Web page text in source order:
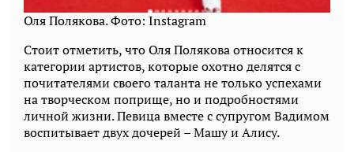
Оля Полякова. Фото: Instagram
Стоит отметить, что Оля Полякова относится к
категории артистов, которые охотно делятся с
почитателями своего таланта не только успехами
на творческом поприще, но и подробностями
личной жизни. Певица вместе с супругом Вадимом
воспитывает двух дочерей – Машу и Алису.